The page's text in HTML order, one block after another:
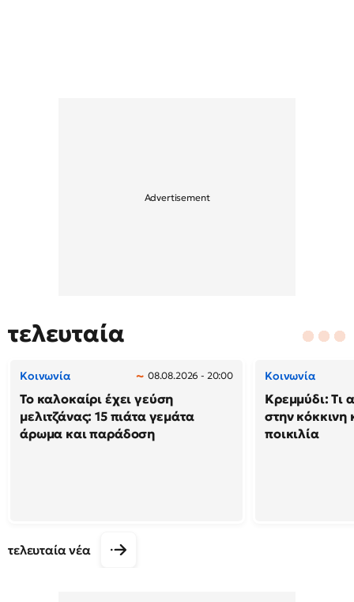
τελευταία
Κοινωνία 08.08.2026 - 20:00
Το καλοκαίρι έχει γεύση
μελιτζάνας: 15 πιάτα γεμάτα
άρωμα και παράδοση
Κοινωνία
Κρεμμύδι: Τι
στην κόκκινη
ποικιλία
τελευταία νέα